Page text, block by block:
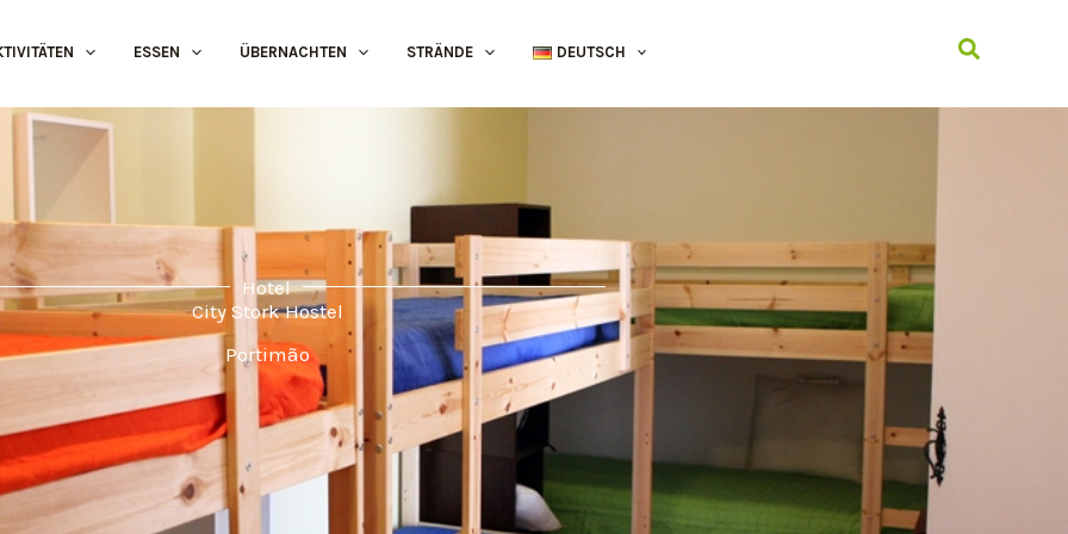
ESSEN ÜBERNACHTEN STRÄNDE DEUTSCH Suchen
Hotel
City Stork Hostel
Portimão